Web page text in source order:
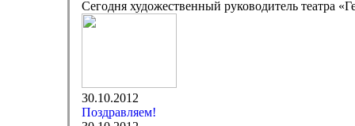
Сегодня художественный руководитель театра
30.10.2012
Поздравляем!